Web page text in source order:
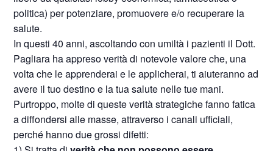
politica) per potenziare, promuovere e/o recuperare la
salute.
In questi 40 anni, ascoltando con umiltà i pazienti il Dott.
Pagliara ha appreso verità di notevole valore che, una
volta che le apprenderai e le applicherai, ti aiuteranno ad
avere il tuo destino e la tua salute nelle tue mani.
Purtroppo, molte di queste verità strategiche fanno fatica
a diffondersi alle masse, attraverso i canali ufficiali,
perché hanno due grossi difetti: